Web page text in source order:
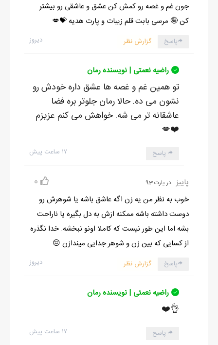
جون غم و غصه رو کمش کن عشق و عاشقی رو بیشتر
کن 🤪 مرسی بابت قلم زیبات و پارت هدیه 💝💋
دیروز پاسخ گزارش نظر
راضیه نعمتی | نویسنده رمان
تو همین غم و غصه ها عشق داره خودش رو
نشون می ده. حالا رمان جلوتر بره فضا
عاشقانه تر می شه. خواهش می کنم عزیزم
❤️💋
۱۷ ساعت پیش پاسخ
پاییز در پارت 93 0
خوب به نظر من یه زن اگه عاشق باشه یا شوهرش رو
دوست داشته باشه ممکنه ازش به دل بگیره یا ناراحت
بشه اما این طور نیست که کاملا اونو نبخشه. خدا نگذره
از کسایی که بین زن و شوهر جدایی میندازن 😔
دیروز پاسخ گزارش نظر
راضیه نعمتی | نویسنده رمان
👌❤️
۱۷ ساعت پیش پاسخ